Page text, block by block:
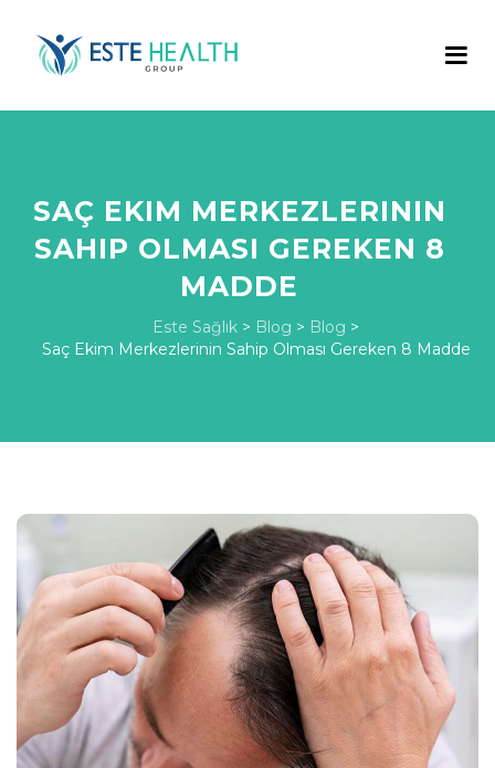
SAÇ EKIM MERKEZLERININ
SAHIP OLMASI GEREKEN 8
MADDE
Este Sağlık > Blog > Blog >
Saç Ekim Merkezlerinin Sahip Olması Gereken 8 Madde